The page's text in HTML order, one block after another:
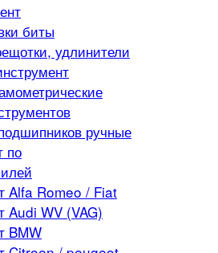
биты
удлинители
ручные
по
Alfa Romeo / Fiat
Audi WV (VAG)
BMW